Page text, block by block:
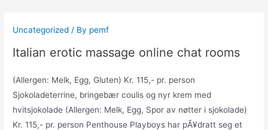
content
Uncategorized / By pemf
Italian erotic massage online chat rooms
(Allergen: Melk, Egg, Gluten) Kr. 115,- pr. person
Sjokoladeterrine, bringebær coulis og nyr krem med
hvitsjokolade (Allergen: Melk, Egg, Spor av nøtter i sjokolade)
Kr. 115,- pr. person Penthouse Playboys har pÃ¥dratt seg et